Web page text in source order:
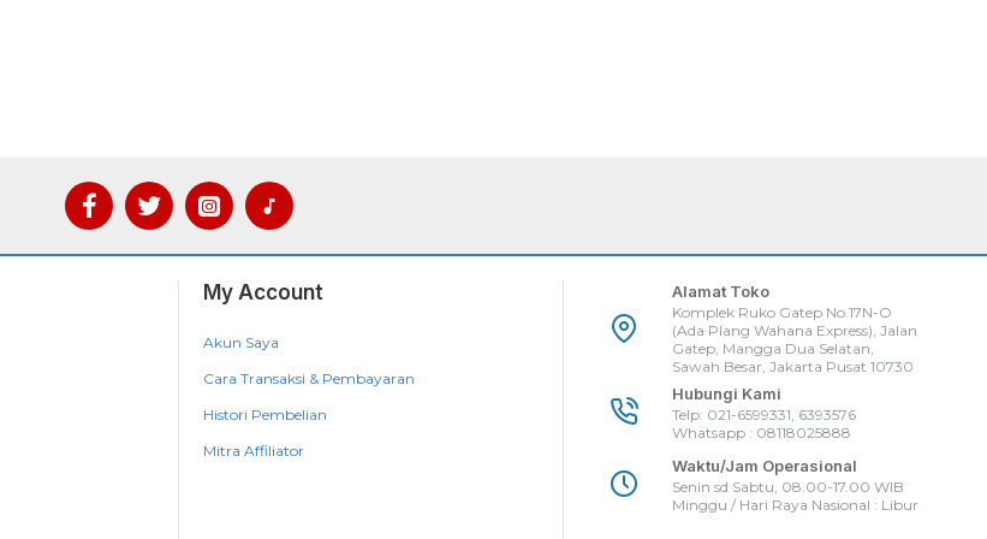
My Account
Akun Saya
Cara Transaksi & Pembayaran
Histori Pembelian
Mitra Affiliator
Alamat Toko
Komplek Ruko Gatep No.17N-O
(Ada Plang Wahana Express), Jalan
Gatep, Mangga Dua Selatan,
Sawah Besar, Jakarta Pusat 10730
Hubungi Kami
Telp: 021-6599331, 6393576
Whatsapp : 08118025888
Waktu/Jam Operasional
Senin sd Sabtu, 08.00-17.00 WIB
Minggu / Hari Raya Nasional : Libur